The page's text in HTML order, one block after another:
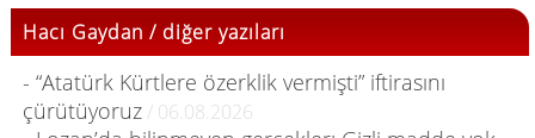
Hacı Gaydan / diğer yazıları
- “Atatürk Kürtlere özerklik vermişti” iftirasını
çürütüyoruz/ 06.08.2026